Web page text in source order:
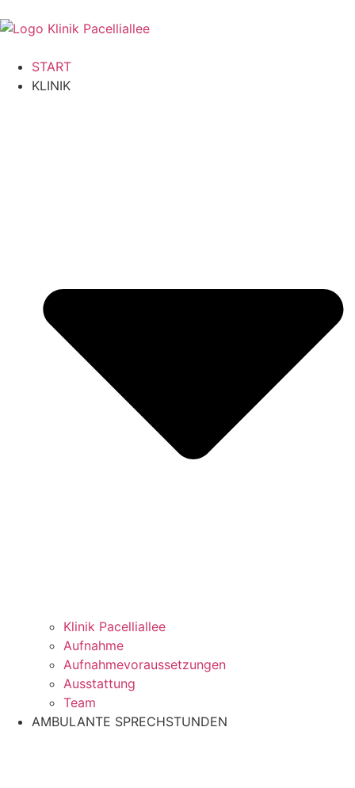
START
KLINIK
Klinik Pacelliallee
Aufnahme
Aufnahmevoraussetzungen
Ausstattung
Team
AMBULANTE SPRECHSTUNDEN